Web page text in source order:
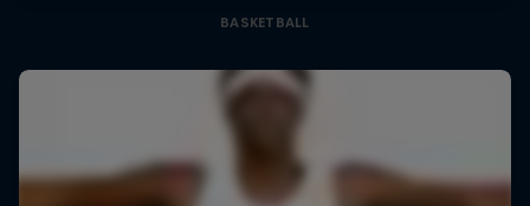
BASKETBALL